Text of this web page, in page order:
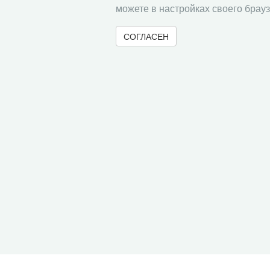
можете в настройках своего
СОГЛАСЕН